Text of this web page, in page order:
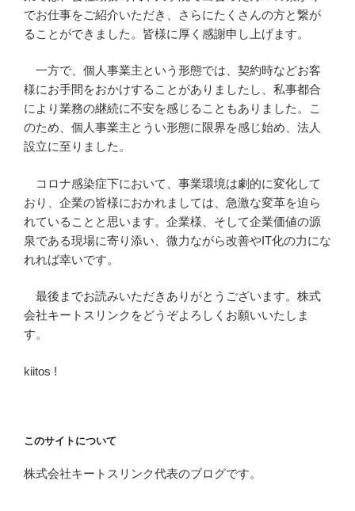
でお仕事をご紹介いただき、さらにたくさんの方と繋が
ることができました。皆様に厚く感謝申し上げます。
一方で、個人事業主という形態では、契約時などお客
様にお手間をおかけすることがありましたし、私事都合
により業務の継続に不安を感じることもありました。こ
のため、個人事業主とうい形態に限界を感じ始め、法人
設立に至りました。
コロナ感染症下において、事業環境は劇的に変化して
おり、企業の皆様におかれましては、急激な変革を迫ら
れていることと思います。企業様、そして企業価値の源
泉である現場に寄り添い、微力ながら改善やIT化の力にな
れれば幸いです。
最後までお読みいただきありがとうございます。株式
会社キートスリンクをどうぞよろしくお願いいたしま
す。
kiitos !
このサイトについて
株式会社キートスリンク代表のブログです。